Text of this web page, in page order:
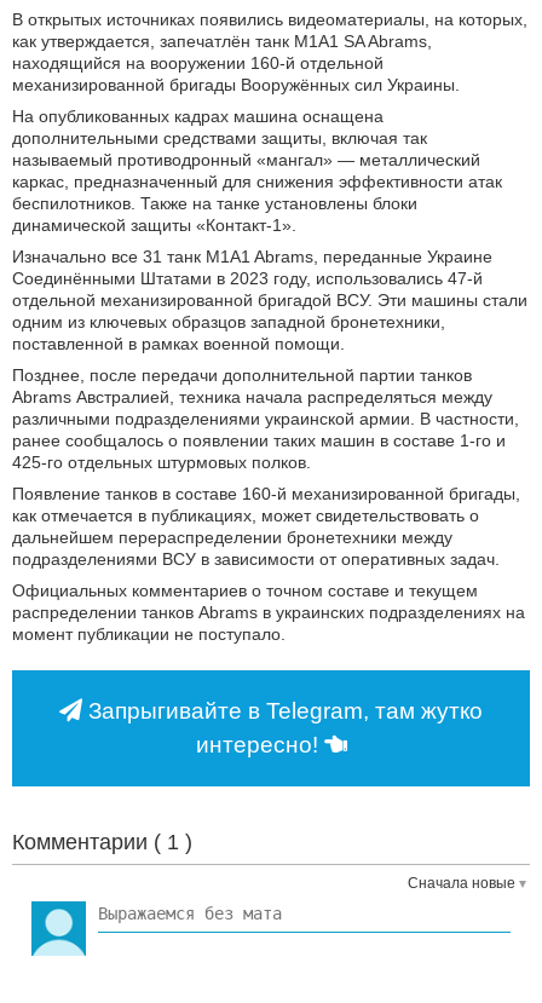
АВТО И МОТО
ЭГОИЗМ
БЛОГ
В открытых источниках появились видеоматериалы, на которых,
как утверждается, запечатлён танк M1A1 SA Abrams,
находящийся на вооружении 160-й отдельной
механизированной бригады Вооружённых сил Украины.
На опубликованных кадрах машина оснащена
дополнительными средствами защиты, включая так
называемый противодронный «мангал» — металлический
каркас, предназначенный для снижения эффективности атак
беспилотников. Также на танке установлены блоки
динамической защиты «Контакт-1».
Изначально все 31 танк M1A1 Abrams, переданные Украине
Соединёнными Штатами в 2023 году, использовались 47-й
отдельной механизированной бригадой ВСУ. Эти машины стали
одним из ключевых образцов западной бронетехники,
поставленной в рамках военной помощи.
Позднее, после передачи дополнительной партии танков
Abrams Австралией, техника начала распределяться между
различными подразделениями украинской армии. В частности,
ранее сообщалось о появлении таких машин в составе 1-го и
425-го отдельных штурмовых полков.
Появление танков в составе 160-й механизированной бригады,
как отмечается в публикациях, может свидетельствовать о
дальнейшем перераспределении бронетехники между
подразделениями ВСУ в зависимости от оперативных задач.
Официальных комментариев о точном составе и текущем
распределении танков Abrams в украинских подразделениях на
момент публикации не поступало.
Запрыгивайте в Telegram, там жутко
интересно!
Комментарии ( 1 )
Сначала новые